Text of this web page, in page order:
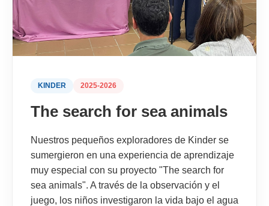
KINDER 2025-2026
The search for sea animals
Nuestros pequeños exploradores de Kinder se
sumergieron en una experiencia de aprendizaje
muy especial con su proyecto "The search for
sea animals". A través de la observación y el
juego, los niños investigaron la vida bajo el agua